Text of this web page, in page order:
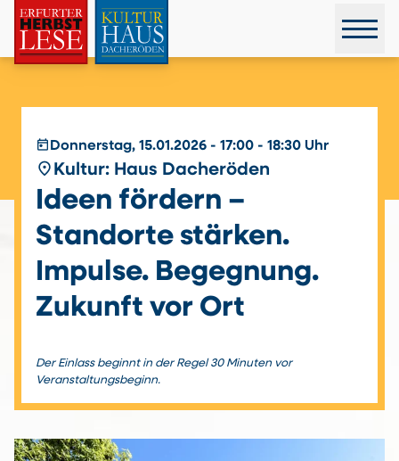
today Donnerstag, 15.01.2026 - 17:00 - 18:30 Uhr
place Kultur: Haus Dacheröden
Ideen fördern –
Standorte stärken.
Impulse. Begegnung.
Zukunft vor Ort
Der Einlass beginnt in der Regel 30 Minuten vor
Veranstaltungsbeginn.